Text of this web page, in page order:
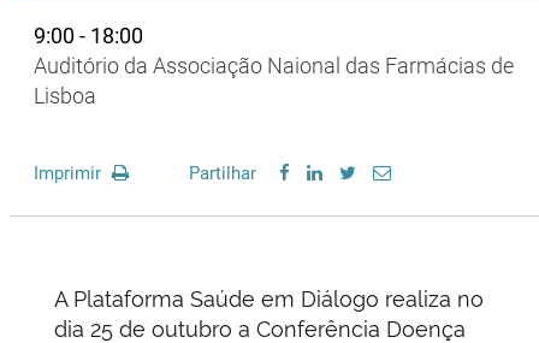
9:00 - 18:00
Auditório da Associação Naional das Farmácias de
Lisboa
Imprimir Partilhar
A Plataforma Saúde em Diálogo realiza no
dia 25 de outubro a Conferência Doença